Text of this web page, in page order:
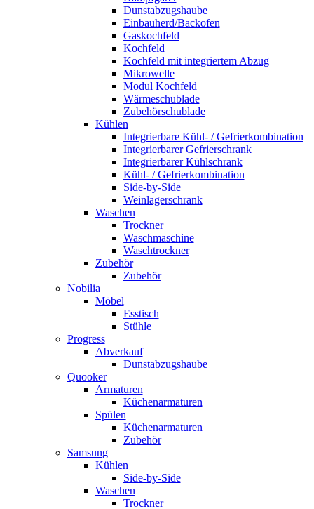
Dunstabzugshaube
Einbauherd/Backofen
Gaskochfeld
Kochfeld
Kochfeld mit integriertem Abzug
Mikrowelle
Modul Kochfeld
Wärmeschublade
Zubehörschublade
Kühlen
Integrierbare Kühl- / Gefrierkombination
Integrierbarer Gefrierschrank
Integrierbarer Kühlschrank
Kühl- / Gefrierkombination
Side-by-Side
Weinlagerschrank
Waschen
Trockner
Waschmaschine
Waschtrockner
Zubehör
Zubehör
Nobilia
Möbel
Esstisch
Stühle
Progress
Abverkauf
Dunstabzugshaube
Quooker
Armaturen
Küchenarmaturen
Spülen
Küchenarmaturen
Zubehör
Samsung
Kühlen
Side-by-Side
Waschen
Trockner